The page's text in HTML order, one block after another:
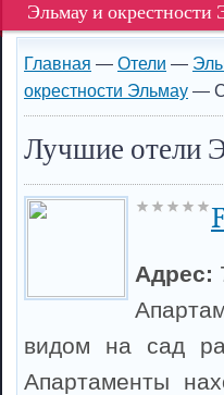
Эльмау и окрестности
Главная — Отели —
окрестности Эльмау —
Лучшие отели
Адрес:
видом на сад
Апартаменты